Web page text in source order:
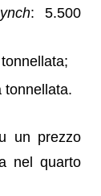
: 5.500
tonnellata.
un prezzo
nel quarto